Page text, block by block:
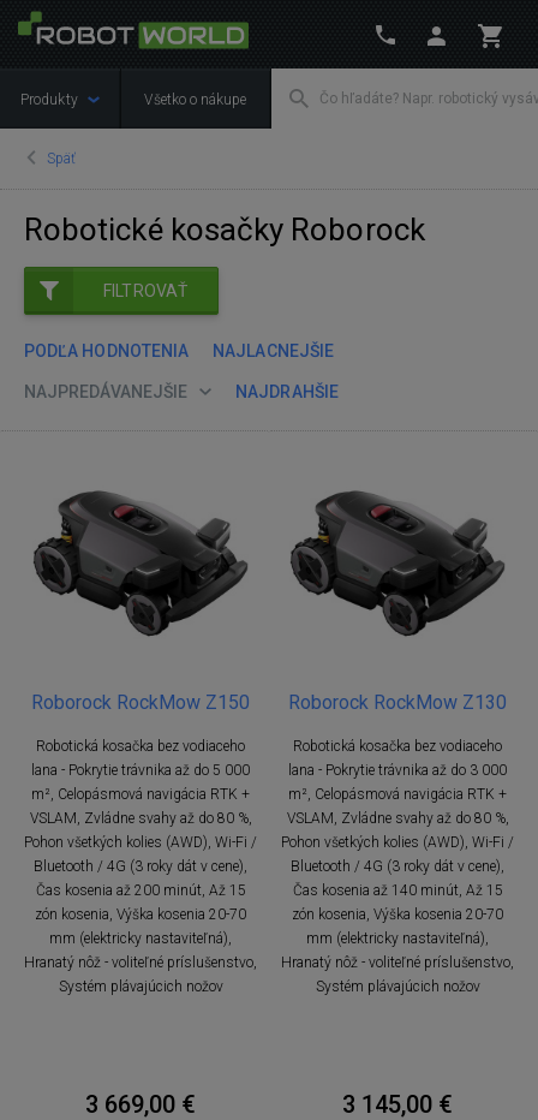
Produkty Všetko o nákupe
Späť
Robotické kosačky Roborock
FILTROVAŤ
PODĽA HODNOTENIA NAJLACNEJŠIE
NAJPREDÁVANEJŠIE NAJDRAHŠIE
Roborock RockMow Z150
Robotická kosačka bez vodiaceho
lana - Pokrytie trávnika až do 5 000
m², Celopásmová navigácia RTK +
VSLAM, Zvládne svahy až do 80 %,
Pohon všetkých kolies (AWD), Wi-Fi /
Bluetooth / 4G (3 roky dát v cene),
Čas kosenia až 200 minút, Až 15
zón kosenia, Výška kosenia 20-70
mm (elektricky nastaviteľná),
Hranatý nôž - voliteľné príslušenstvo,
Systém plávajúcich nožov
3 669,00 €
Roborock RockMow Z130
Robotická kosačka bez vodiaceho
lana - Pokrytie trávnika až do 3 000
m², Celopásmová navigácia RTK +
VSLAM, Zvládne svahy až do 80 %,
Pohon všetkých kolies (AWD), Wi-Fi /
Bluetooth / 4G (3 roky dát v cene),
Čas kosenia až 140 minút, Až 15
zón kosenia, Výška kosenia 20-70
mm (elektricky nastaviteľná),
Hranatý nôž - voliteľné príslušenstvo,
Systém plávajúcich nožov
3 145,00 €